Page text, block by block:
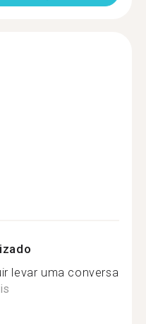
levar uma conversa